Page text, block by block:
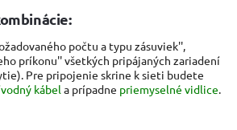
počtu a typu zásuviek'',
príkonu'' všetkých pripájaných zariadení
Pre pripojenie skrine k sieti budete
kábel a prípadne priemyselné vidlice.